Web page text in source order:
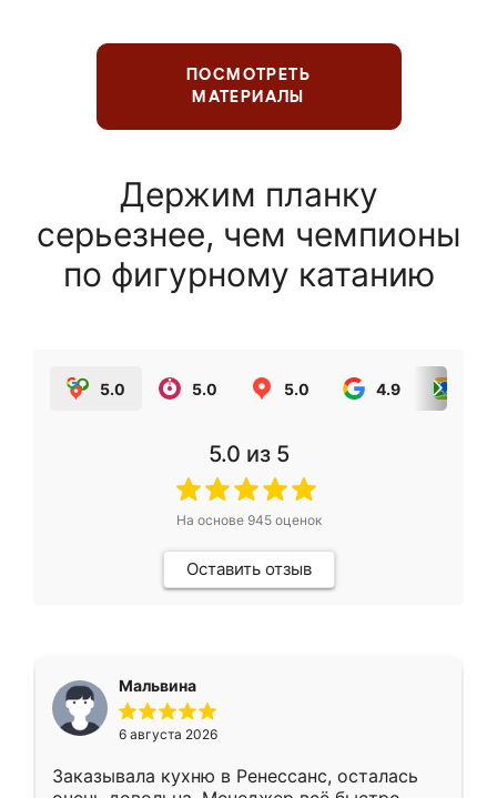
ПОСМОТРЕТЬ
МАТЕРИАЛЫ
Держим планку
серьезнее, чем чемпионы
по фигурному катанию
5.0 5.0 5.0 4.9
5.0 из 5
На основе 945оценок
Оставить отзыв
Мальвина
6 августа 2026
Заказывала кухню в Ренессанс, осталась